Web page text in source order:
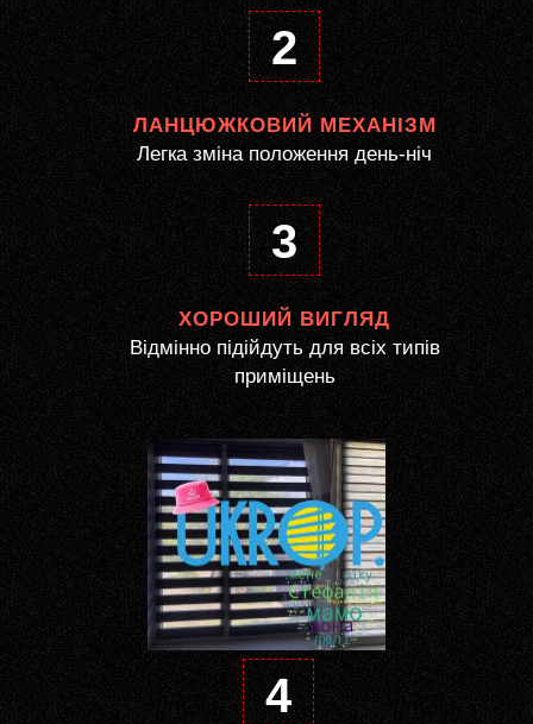
2
ЛАНЦЮЖКОВИЙ МЕХАНІЗМ
Легка зміна положення день-ніч
3
ХОРОШИЙ ВИГЛЯД
Відмінно підійдуть для всіх типів
приміщень
4